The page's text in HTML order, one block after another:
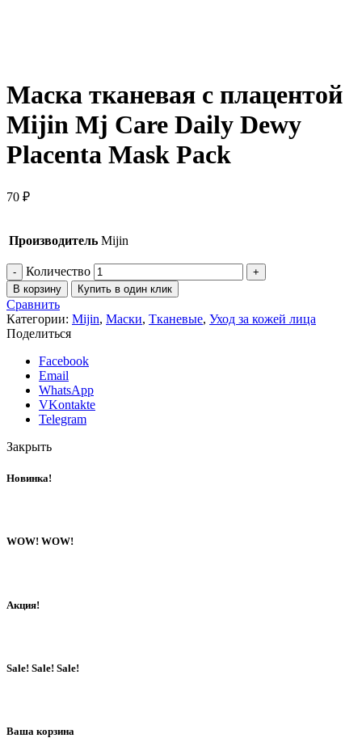
Маска тканевая с плацентой
Mijin Mj Care Daily Dewy
Placenta Mask Pack
70 ₽
Производитель Mijin
Количество
В корзину Купить в один клик
Сравнить
Категории: Mijin, Маски, Тканевые, Уход за кожей лица
Поделиться
Facebook
Email
WhatsApp
VKontakte
Telegram
Закрыть
Новинка!
WOW! WOW!
Акция!
Sale! Sale! Sale!
Ваша корзина